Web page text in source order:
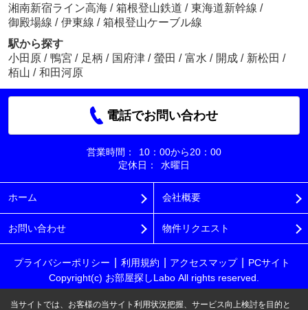
湘南新宿ライン高海 / 箱根登山鉄道 / 東海道新幹線 /
御殿場線 / 伊東線 / 箱根登山ケーブル線
駅から探す
小田原 / 鴨宮 / 足柄 / 国府津 / 螢田 / 富水 / 開成 / 新松田 /
栢山 / 和田河原
電話でお問い合わせ
営業時間：
10：00から20：00
定休日：
水曜日
ホーム 会社概要
お問い合わせ 物件リクエスト
プライバシーポリシー 利用規約 アクセスマップ
PCサイト
Copyright(c) お部屋探しLabo All rights reserved.
当サイトでは、お客様の当サイト利用状況把握、サービス向上検討を目的と